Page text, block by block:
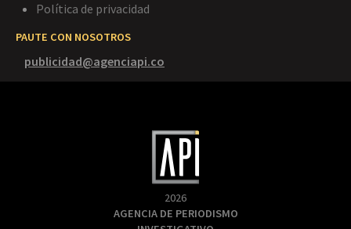
Política de privacidad
PAUTE CON NOSOTROS
publicidad@agenciapi.co
2026
AGENCIA DE PERIODISMO